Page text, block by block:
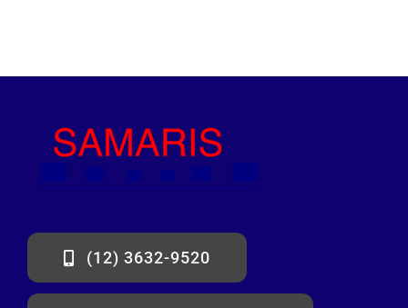
(12) 3632-9520